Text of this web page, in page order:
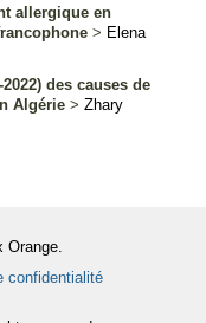
allergique en
> Elena
des causes de
Algérie > Zhary
confidentialité